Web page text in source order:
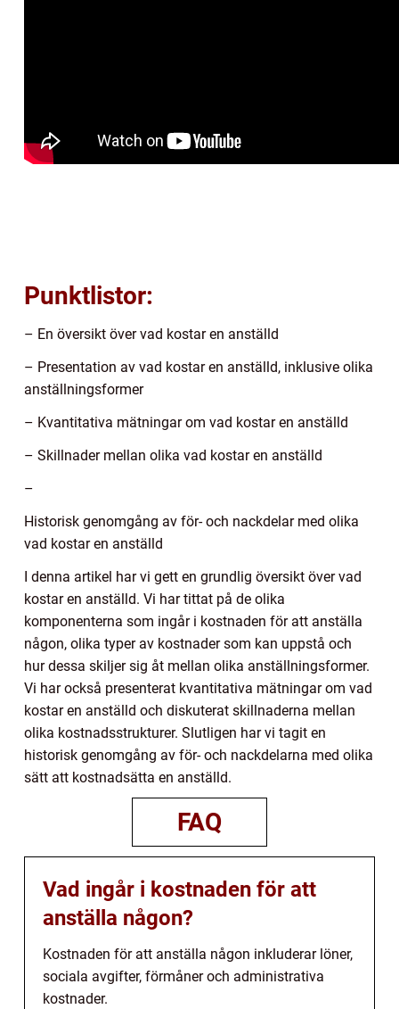
Punktlistor:
– En översikt över vad kostar en anställd
– Presentation av vad kostar en anställd, inklusive olika
anställningsformer
– Kvantitativa mätningar om vad kostar en anställd
– Skillnader mellan olika vad kostar en anställd
–
Historisk genomgång av för- och nackdelar med olika
vad kostar en anställd
I denna artikel har vi gett en grundlig översikt över vad
kostar en anställd. Vi har tittat på de olika
komponenterna som ingår i kostnaden för att anställa
någon, olika typer av kostnader som kan uppstå och
hur dessa skiljer sig åt mellan olika anställningsformer.
Vi har också presenterat kvantitativa mätningar om vad
kostar en anställd och diskuterat skillnaderna mellan
olika kostnadsstrukturer. Slutligen har vi tagit en
historisk genomgång av för- och nackdelarna med olika
sätt att kostnadsätta en anställd.
FAQ
Vad ingår i kostnaden för att
anställa någon?
Kostnaden för att anställa någon inkluderar löner,
sociala avgifter, förmåner och administrativa
kostnader.